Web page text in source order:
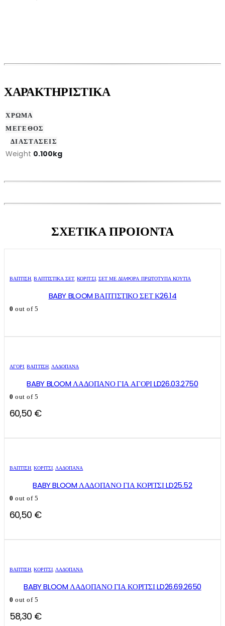
ΧΑΡΑΚΤΗΡΙΣΤΙΚΑ
ΧΡΩΜΑ
ΜΕΓΕΘΟΣ
ΔΙΑΣΤΑΣΕΙΣ
Weight 0.100kg
ΣΧΕΤΙΚΑ ΠΡΟΙΟΝΤΑ
ΒΑΠΤΙΣΗ,ΒΑΠΤΙΣΤΙΚΆ ΣΕΤ,ΚΟΡΊΤΣΙ, ΣΕΤ ΜΕ ΔΙΆΦΟΡΑ ΠΡΩΤΌΤΥΠΑ ΚΟΥΤΙΆ
BABY BLOOM ΒΑΠΤΙΣΤΙΚΟ ΣΕΤ Κ26.14
0 out of 5
ΑΓΌΡΙ,ΒΑΠΤΙΣΗ, ΛΑΔΌΠΑΝΑ
BABY BLOOM ΛΑΔΟΠΑΝΟ ΓΙΑ ΑΓΟΡΙ LD26.03.2750
0 out of 5
60,50 €
ΒΑΠΤΙΣΗ,ΚΟΡΊΤΣΙ, ΛΑΔΌΠΑΝΑ
BABY BLOOM ΛΑΔΟΠΑΝΟ ΓΙΑ ΚΟΡΙΤΣΙ LD25.52
0 out of 5
60,50 €
ΒΑΠΤΙΣΗ,ΚΟΡΊΤΣΙ, ΛΑΔΌΠΑΝΑ
BABY BLOOM ΛΑΔΟΠΑΝΟ ΓΙΑ ΚΟΡΙΤΣΙ LD26.69.2650
0 out of 5
58,30 €